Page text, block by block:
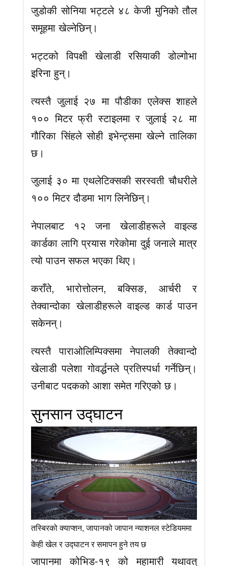
जुडोकी सोनिया भट्टले ४८ केजी मुनिको तौल
समूहमा खेल्नेछिन्।
भट्टको विपक्षी खेलाडी रसियाकी डोल्गोभा
इरिना हुन्।
त्यस्तै जुलाई २७ मा पौडीका एलेक्स शाहले
१०० मिटर फ्री स्टाइलमा र जुलाई २८ मा
गौरिका सिंहले सोही इभेन्ट्समा खेल्ने तालिका
छ।
जुलाई ३० मा एथलेटिक्सकी सरस्वती चौधरीले
१०० मिटर दौडमा भाग लिनेछिन्।
नेपालबाट १२ जना खेलाडीहरूले वाइल्ड
कार्डका लागि प्रयास गरेकोमा दुई जनाले मात्र
त्यो पाउन सफल भएका थिए।
कराँते, भारोत्तोलन, बक्सिङ, आर्चरी र
तेक्वान्दोका खेलाडीहरूले वाइल्ड कार्ड पाउन
सकेनन्।
त्यस्तै पाराओलिम्पिक्समा नेपालकी तेक्वान्दो
खेलाडी पलेशा गोवर्द्धनले प्रतिस्पर्धा गर्नेछिन्।
उनीबाट पदकको आशा समेत गरिएको छ।
सुनसान उद्घाटन
तस्बिरको क्याप्शन, जापानको जापान न्याशनल स्टेडियममा
केही खेल र उद्घाटन र समापन हुने तय छ
जापानमा कोभिड-१९ को महामारी यथावत्